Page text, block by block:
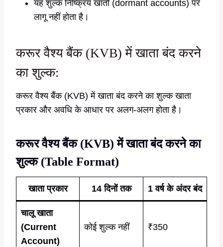
यह शुल्क निष्क्रिय खातों (dormant accounts) पर
लागू नहीं होता है।
करूर वैश्य बैंक (KVB) में खाता बंद करने
का शुल्क:
करूर वैश्य बैंक (KVB) में खाता बंद करने का शुल्क खाता
प्रकार और अवधि के आधार पर अलग-अलग होता है।
करूर वैश्य बैंक (KVB) में खाता बंद करने का
शुल्क (Table Format)
खाता प्रकार 14 दिनों तक 1 वर्ष के अंदर बंद
चालू खाता
(Current
Account)
कोई शुल्क नहीं ₹350